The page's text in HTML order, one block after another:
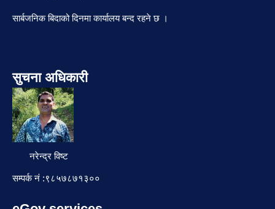
सार्बजनिक बिदाको दिनमा कार्यालय बन्द रहने छ ।
सुचना अधिकारी
नरेन्द्र विष्ट
सम्पर्क नं :९८५७८७१३००